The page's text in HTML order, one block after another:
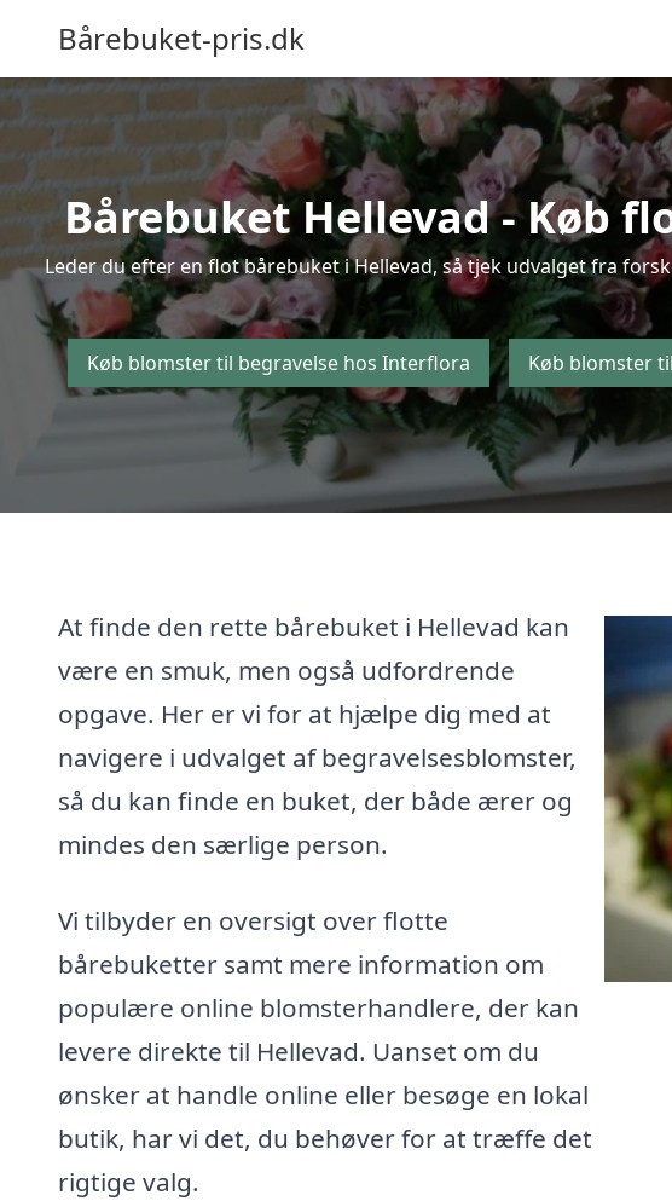
Bårebuket-pris.dk
Bårebuket Hellevad - Køb
Leder du efter en flot bårebuket i Hellevad, så tjek udvalget fra
Køb blomster til begravelse hos Interflora Køb blomster
At finde den rette bårebuket i Hellevad kan
være en smuk, men også udfordrende
opgave. Her er vi for at hjælpe dig med at
navigere i udvalget af begravelsesblomster,
så du kan finde en buket, der både ærer og
mindes den særlige person.
Vi tilbyder en oversigt over flotte
bårebuketter samt mere information om
populære online blomsterhandlere, der kan
levere direkte til Hellevad. Uanset om du
ønsker at handle online eller besøge en lokal
butik, har vi det, du behøver for at træffe det
rigtige valg.